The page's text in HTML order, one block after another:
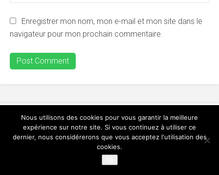
Enregistrer mon nom, mon e-mail et mon site dans le
navigateur pour mon prochain commentaire.
Nous utilisons des cookies pour vous garantir la meilleure
expérience sur notre site. Si vous continuez à utiliser ce
dernier, nous considérerons que vous acceptez l'utilisation des
cookies.